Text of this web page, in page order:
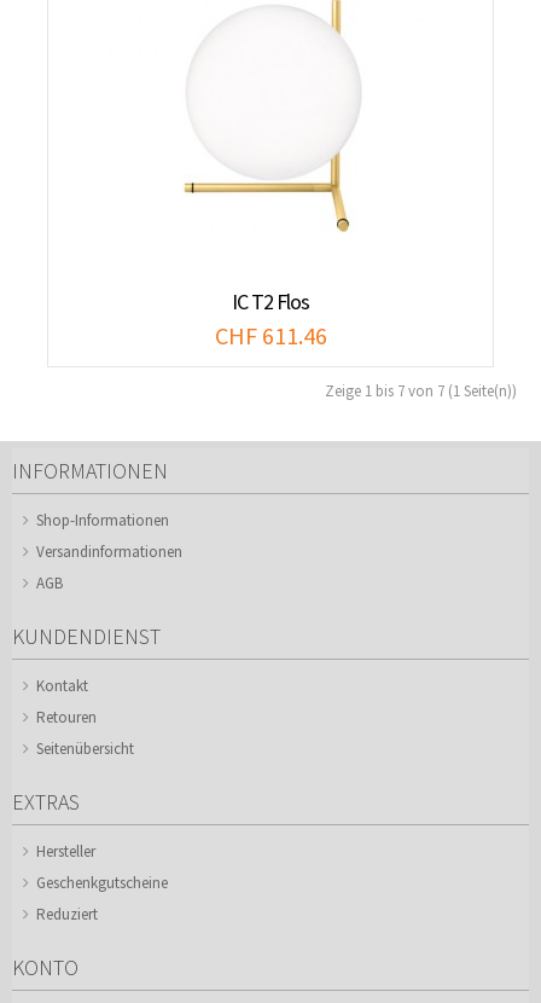
IC T2 Flos
CHF 611.46
Zeige 1 bis 7 von 7 (1 Seite(n))
INFORMATIONEN
Shop-Informationen
Versandinformationen
AGB
KUNDENDIENST
Kontakt
Retouren
Seitenübersicht
EXTRAS
Hersteller
Geschenkgutscheine
Reduziert
KONTO